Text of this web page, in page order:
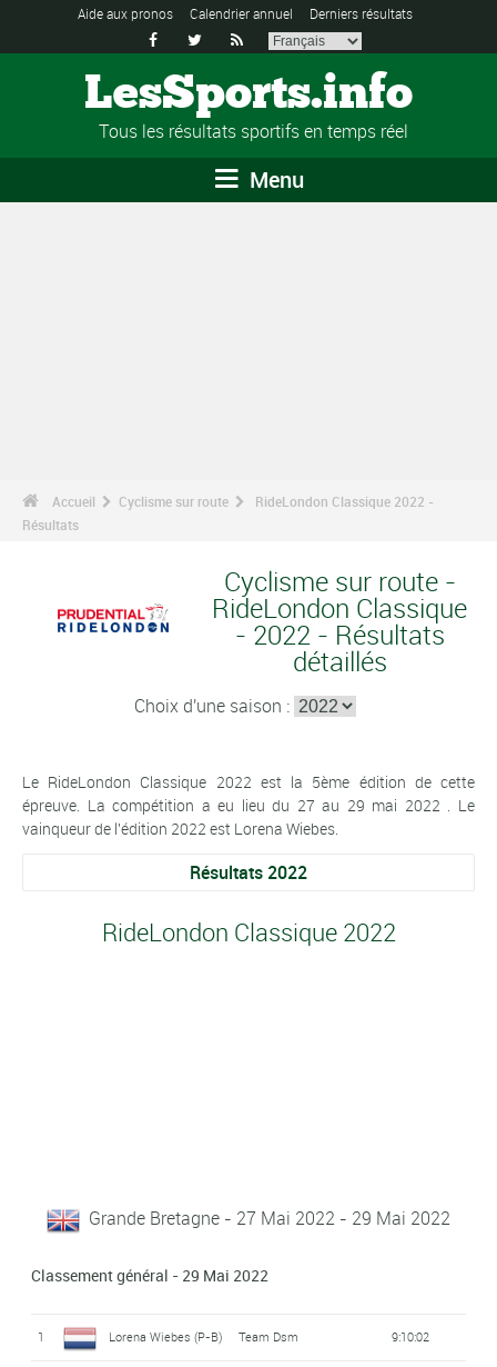
Aide aux pronos Calendrier annuel Derniers résultats
  
LesSports.info
Tous les résultats sportifs en temps réel
Menu
Accueil Cyclisme sur route
RideLondon Classique 2022 -
Résultats
Cyclisme sur route -
RideLondon Classique
- 2022 - Résultats
détaillés
Choix d'une saison :
Le RideLondon Classique 2022 est la 5ème édition de cette
épreuve. La compétition a eu lieu du 27 au 29 mai 2022 . Le
vainqueur de l'édition 2022 est Lorena Wiebes.
Résultats 2022
RideLondon Classique 2022
Grande Bretagne - 27 Mai 2022 - 29 Mai 2022
Classement général - 29 Mai 2022
1 Lorena Wiebes (P-B) Team Dsm 9:10:02